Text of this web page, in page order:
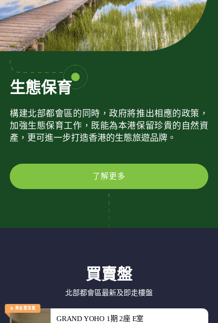
生態保育
構建北部都會區的同時，政府將推出相應的政策，
加強生態保育工作，既能為本港保留珍貴的自然資
產，更可進一步打造香港的生態旅遊品牌。
了解更多
買賣盤
北部都會區最新及即走樓盤
黃金置頂盤
GRAND YOHO 1期 2座 E室